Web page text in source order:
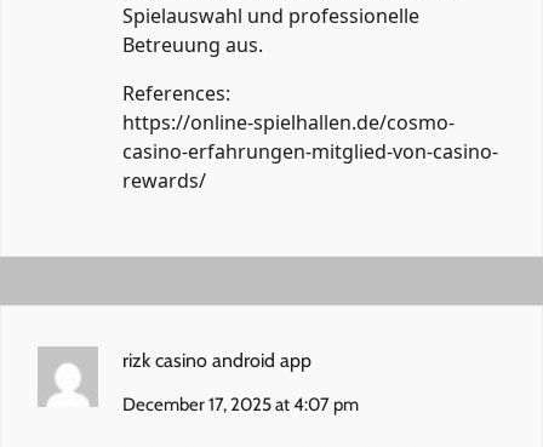
Spielauswahl und professionelle
Betreuung aus.
References:
https://online-spielhallen.de/cosmo-
casino-erfahrungen-mitglied-von-casino-
rewards/
rizk casino android app
December 17, 2025 at 4:07 pm